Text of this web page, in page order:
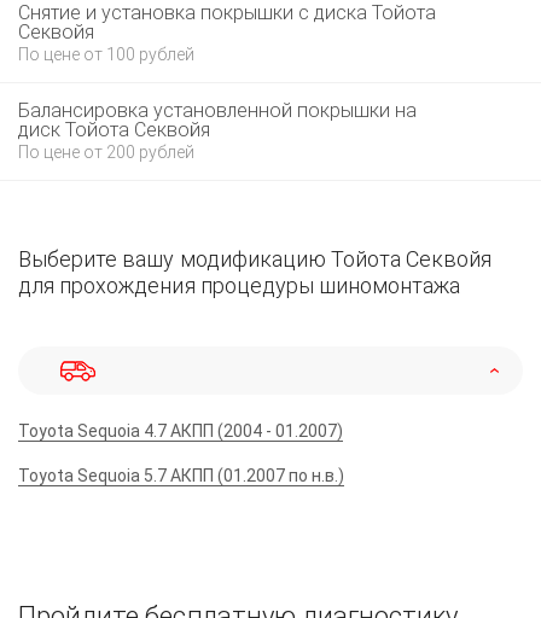
Снятие и установка покрышки с диска Тойота
Секвойя
По цене от 100 рублей
Балансировка установленной покрышки на
диск Тойота Секвойя
По цене от 200 рублей
Выберите вашу модификацию Тойота Секвойя
для прохождения процедуры шиномонтажа
Toyota Sequoia 4.7 АКПП (2004 - 01.2007)
Toyota Sequoia 5.7 АКПП (01.2007 по н.в.)